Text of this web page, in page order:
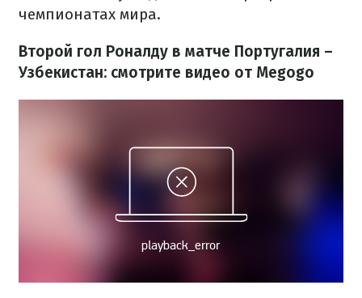
чемпионатах мира.
Второй гол Роналду в матче Португалия –
Узбекистан: смотрите видео от Megogo